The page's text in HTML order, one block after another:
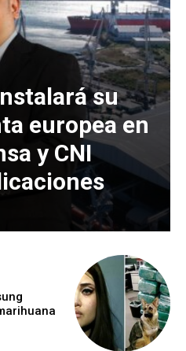
su
europea en
y CNI